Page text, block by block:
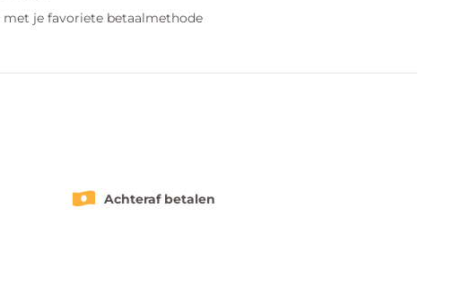
met je favoriete betaalmethode
Achteraf betalen